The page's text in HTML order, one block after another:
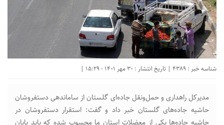
شناسه خبر : 4389 | تاریخ انتشار : 30 مهر 1401 - 15:29 |
مدیرکل راهداری و حمل‌ونقل جاده‌ای گلستان از ساماندهی دستفروشان
حاشیه جاده‌های گلستان خبر داد و گفت: استقرار دستفروشان در
حاشیه جاده‌ها یکی از معضلات استان ما محسوب شده که باید پایان